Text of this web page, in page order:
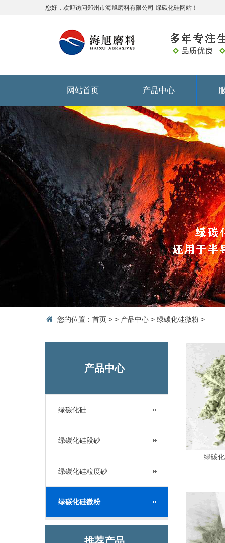
您好，欢迎访问郑州市海旭磨料有限公司-绿碳化硅网站！
网站首页 产品中心
您的位置： 首页 > > 产品中心 > 绿碳化硅微粉 >
产品中心
绿碳化硅
绿碳化硅段砂
绿碳化硅粒度砂
绿碳化硅微粉
绿碳